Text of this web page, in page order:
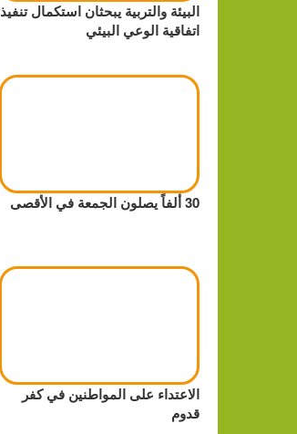
البيئة والتربية يبحثان استكمال تنفيذ
اتفاقية الوعي البيئي
30 ألفاً يصلون الجمعة في الأقصى
الاعتداء على المواطنين في كفر
قدوم